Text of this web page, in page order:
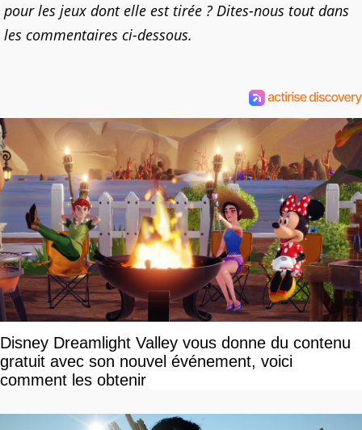
pour les jeux dont elle est tirée ? Dites-nous tout dans
les commentaires ci-dessous.
Disney Dreamlight Valley vous donne du contenu
gratuit avec son nouvel événement, voici
comment les obtenir